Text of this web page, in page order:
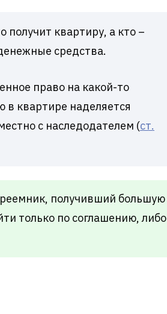
получит квартиру, а кто –
средства.
право на какой-то
квартире наделяется
с наследодателем (ст.
получивший большую
только по соглашению, либо